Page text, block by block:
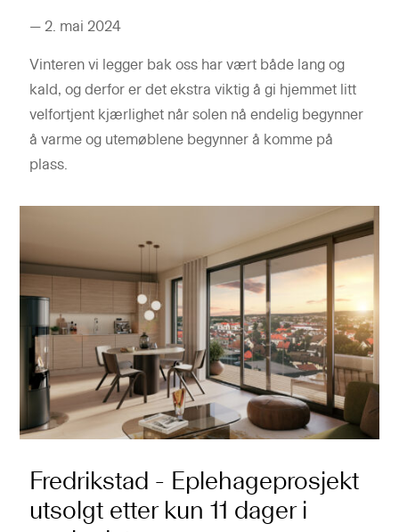
— 2. mai 2024
Vinteren vi legger bak oss har vært både lang og
kald, og derfor er det ekstra viktig å gi hjemmet litt
velfortjent kjærlighet når solen nå endelig begynner
å varme og utemøblene begynner å komme på
plass.
Fredrikstad - Eplehageprosjekt
utsolgt etter kun 11 dager i